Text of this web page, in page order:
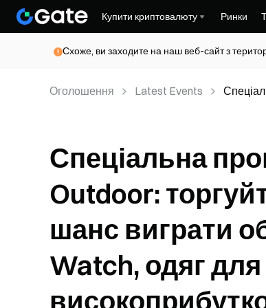
Купити криптовалюту Ринки
Схоже, ви заходите на наш веб-сайт з
Оголошення Latest Events
Спеціальна
Outdoor:
шанс виграти
Watch, одяг для